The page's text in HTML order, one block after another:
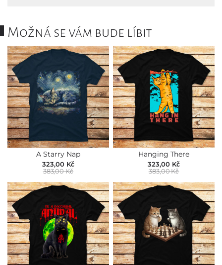
Možná se vám bude líbit
A Starry Nap
323,00 Kč
383,00 Kč
Hanging There
323,00 Kč
383,00 Kč